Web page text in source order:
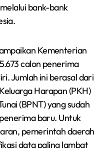
bank-bank
Kementerian
calon penerima
Jumlah ini berasal dari
Harapan (PKH)
(BPNT) yang sudah
baru. Untuk
pemerintah daerah
data paling lambat